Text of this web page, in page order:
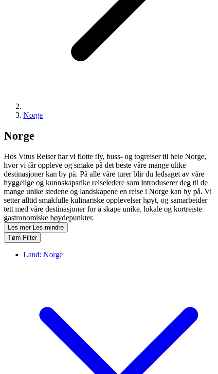
Norge
Norge
Hos Vitus Reiser har vi flotte fly, buss- og togreiser til hele Norge,
hvor vi får oppleve og smake på det beste våre mange ulike
destinasjoner kan by på. På alle våre turer blir du ledsaget av våre
hyggelige og kunnskapsrike reiseledere som introduserer deg til de
mange unike stedene og landskapene en reise i Norge kan by på. Vi
setter alltid smakfulle kulinariske opplevelser høyt, og samarbeider
tett med våre destinasjoner for å skape unike, lokale og kortreiste
gastronomiske høydepunkter.
Les mer
Les mindre
Tøm Filter
Land: Norge